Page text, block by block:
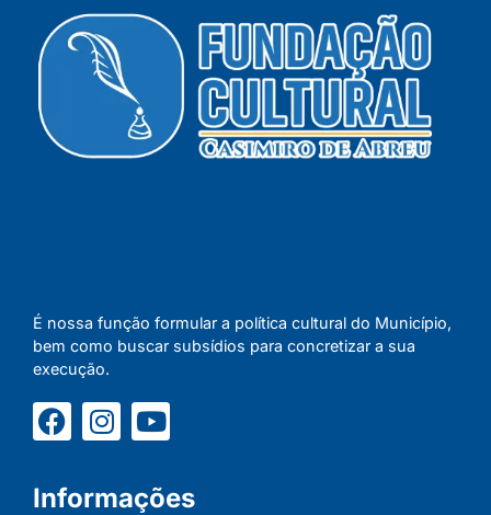
É nossa função formular a política cultural do Município,
bem como buscar subsídios para concretizar a sua
execução.
Informações